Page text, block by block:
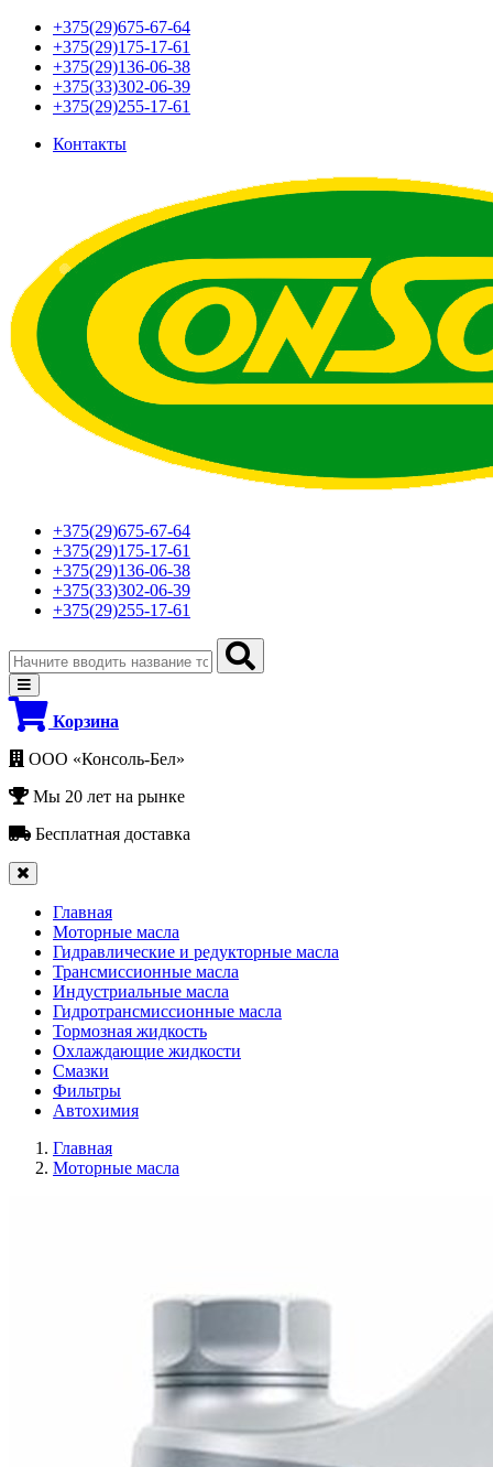
+375(29)675-67-64
+375(29)175-17-61
+375(29)136-06-38
+375(33)302-06-39
+375(29)255-17-61
Контакты
+375(29)675-67-64
+375(29)175-17-61
+375(29)136-06-38
+375(33)302-06-39
+375(29)255-17-61
Корзина
ООО «Консоль-Бел»
Мы 20 лет на рынке
Бесплатная доставка
Главная
Моторные масла
Гидравлические и редукторные масла
Трансмиссионные масла
Индустриальные масла
Гидротрансмиссионные масла
Тормозная жидкость
Охлаждающие жидкости
Смазки
Фильтры
Автохимия
Главная
Моторные масла